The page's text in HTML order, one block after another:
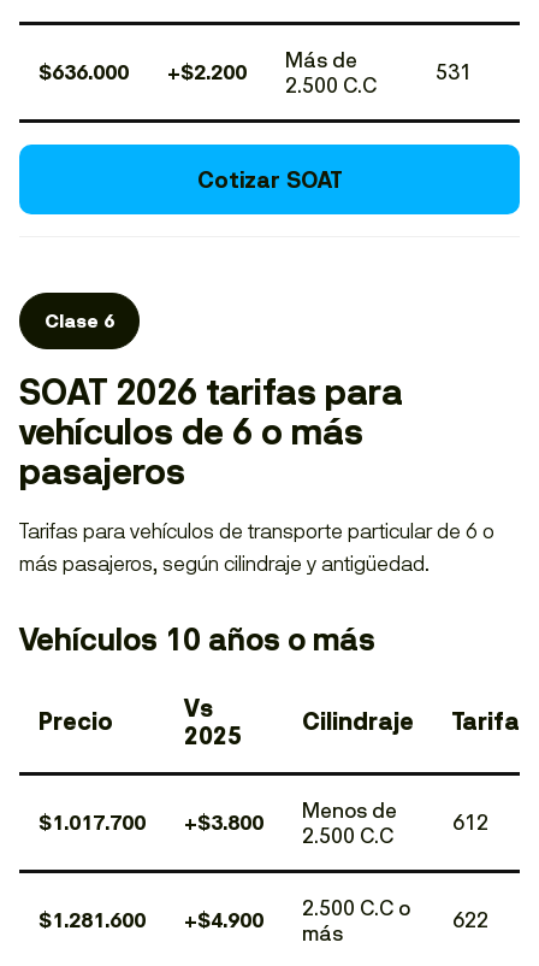
$636.000 +$2.200
Más de
2.500 C.C
531
Cotizar SOAT
Clase 6
SOAT 2026 tarifas para
vehículos de 6 o más
pasajeros
Tarifas para vehículos de transporte particular de 6 o
más pasajeros, según cilindraje y antigüedad.
Vehículos 10 años o más
Precio
Vs
2025
Cilindraje Tarifa
$1.017.700 +$3.800
Menos de
2.500 C.C
612
$1.281.600 +$4.900
2.500 C.C o
más
622